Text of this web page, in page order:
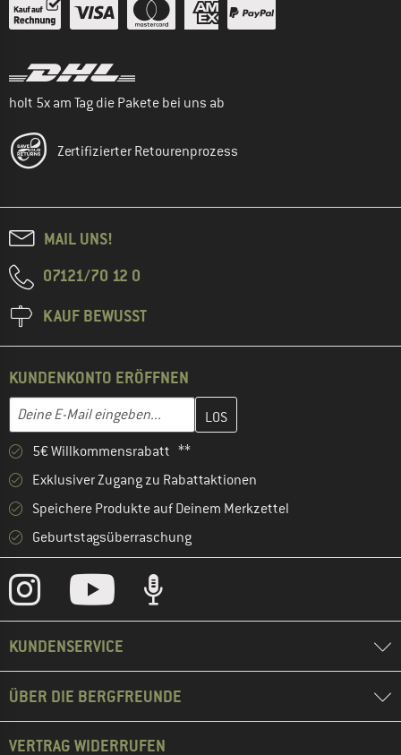
holt 5x am Tag die Pakete bei uns ab
Zertifizierter Retourenprozess
MAIL UNS!
07121/70 12 0
KAUF BEWUSST
KUNDENKONTO ERÖFFNEN
E-Mail-Adresse
Gib hier deine E-Mail-Adresse ein und erstelle im nächsten
5€ Willkommensrabatt **
Exklusiver Zugang zu Rabattaktionen
Speichere Produkte auf Deinem Merkzettel
Geburtstagsüberraschung
KUNDENSERVICE
ÜBER DIE BERGFREUNDE
VERTRAG WIDERRUFEN